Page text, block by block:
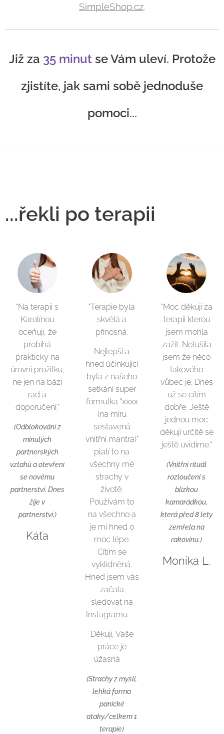
SimpleShop.cz.
Již za 35 minutse Vám uleví. Protože
zjistíte, jak sami sobě jednoduše
pomoci...
...řekli po terapii
"Na terapii s
Karolínou
oceňuji, že
probíhá
prakticky na
úrovni prožitku,
ne jen na bázi
rad a
doporučení."
(Odblokování z
minulých
partnerských
vztahů a otevření
se novému
partnerství. Dnes
žije v
partnerství.)
Káťa
"Terapie byla
skvělá a
přínosná.
Nejlepší a
hned účinkující
byla z našeho
setkání super
formulka "xxxx
(na míru
sestavená
vnitřní mantra)"
platí to na
všechny mé
strachy v
životě.
Používám to
na všechno a
je mi hned o
moc lépe.
Cítím se
vyklidněná.
Hned jsem vás
začala
sledovat na
Instagramu😊
Děkuji, Vaše
práce je
úžasná👏
(Strachy z mysli,
lehká forma
panické
ataky/celkem 1
terapie)
"Moc děkuji za
terapii kterou
jsem mohla
zažít. Netušila
jsem že něco
takového
vůbec je. Dnes
už se cítím
dobře. Ještě
jednou moc
děkuji určitě se
ještě uvidíme."
(Vnitřní rituál
rozloučení s
blízkou
kamarádkou,
která před 8 lety
zemřela na
rakovinu.)
Monika L.